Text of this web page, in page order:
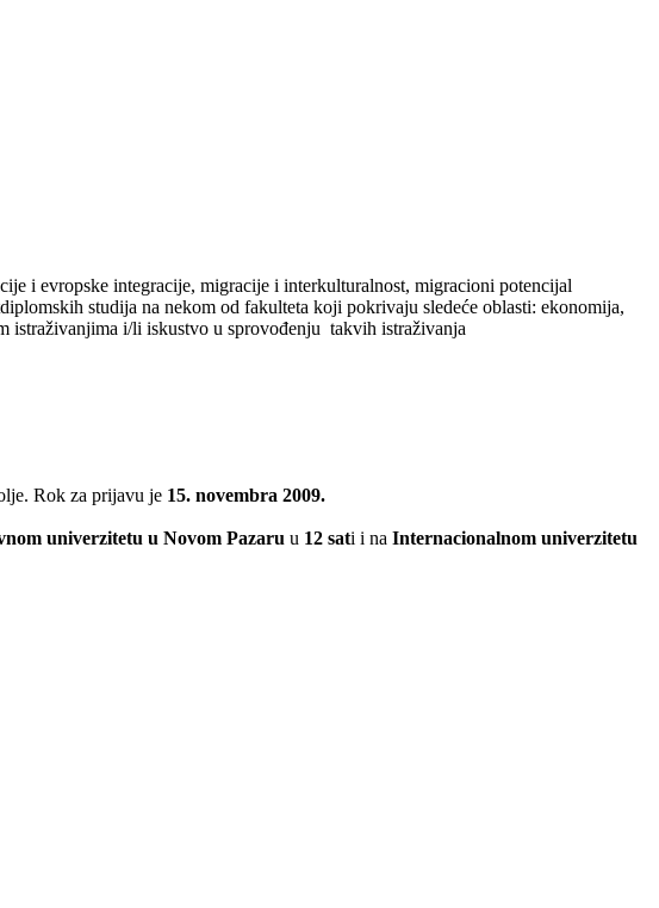
i evropske integracije, migracije i interkulturalnost, migracioni potencijal
studija na nekom od fakulteta koji pokrivaju sledeće oblasti: ekonomija,
istraživanjima i/li iskustvo u sprovođenju takvih istraživanja
Rok za prijavu je 15. novembra 2009.
univerzitetu u Novom Pazaru u 12 sati i na Internacionalnom univerzitetu